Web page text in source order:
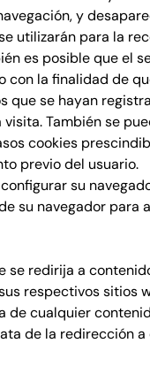
y
utilizarán para la
es posible que el
con la finalidad de
que se hayan
También se
cookies
previo del usuario.
su
su navegador para
se redirija a
respectivos sitios
cualquier
de la redirección